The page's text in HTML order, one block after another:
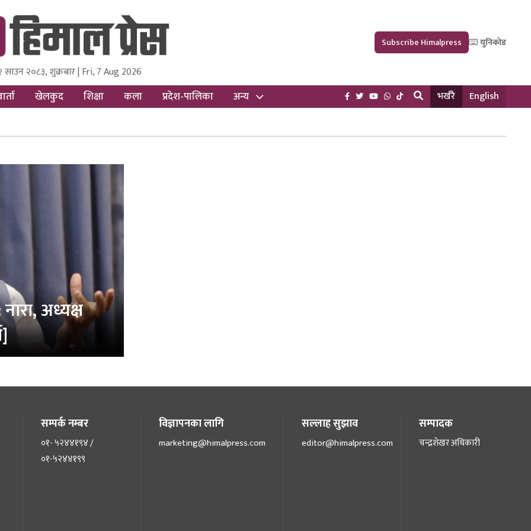
Media and Research Pvt Ltd.
साउन २०८३, शुक्रबार | Fri, 7 Aug 2026
Subscribe Himalpress युनिकोड
खेलकुद शिक्षा कला प्रदेश-पालिका अन्य भर्खरै English
अध्यक्ष
सम्पर्क नम्बर
०१- ५२४४१९४ /
०१-५२४४१९९
विज्ञापनका लागि
marketing@himalpress.com
सल्लाह सुझाव
editor@himalpress.com
सम्पादक
चन्द्रशेखर अधिकारी